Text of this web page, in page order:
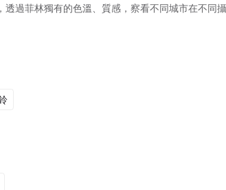
過菲林獨有的色溫、質感，察看不同城市在不同攝